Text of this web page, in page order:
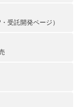
受託開発ページ）